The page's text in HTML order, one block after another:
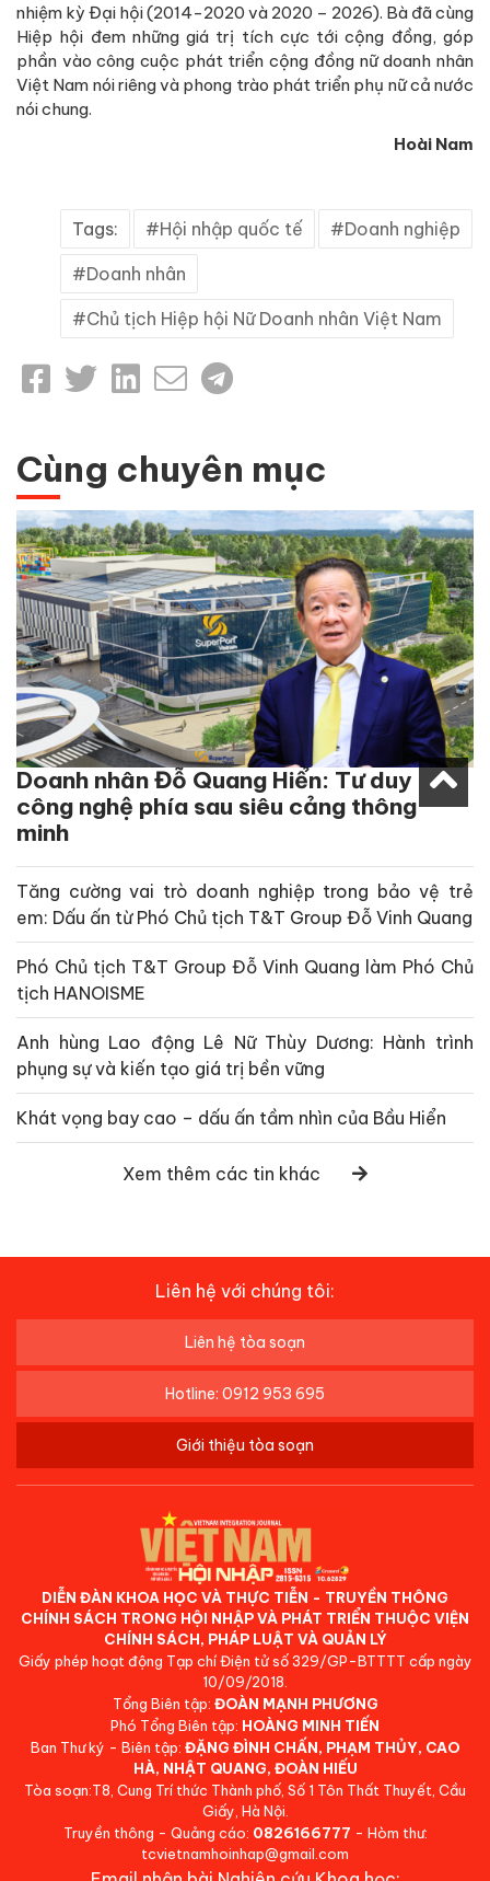
nhiệm kỳ Đại hội (2014-2020 và 2020 – 2026). Bà đã cùng
Hiệp hội đem những giá trị tích cực tới cộng đồng, góp
phần vào công cuộc phát triển cộng đồng nữ doanh nhân
Việt Nam nói riêng và phong trào phát triển phụ nữ cả nước
nói chung.
Hoài Nam
Tags: Hội nhập quốc tế Doanh nghiệp
Doanh nhân
Chủ tịch Hiệp hội Nữ Doanh nhân Việt Nam
Cùng chuyên mục
Doanh nhân Đỗ Quang Hiển: Tư duy
công nghệ phía sau siêu cảng thông
minh
Tăng cường vai trò doanh nghiệp trong bảo vệ trẻ
em: Dấu ấn từ Phó Chủ tịch T&T Group Đỗ Vinh Quang
Phó Chủ tịch T&T Group Đỗ Vinh Quang làm Phó Chủ
tịch HANOISME
Anh hùng Lao động Lê Nữ Thùy Dương: Hành trình
phụng sự và kiến tạo giá trị bền vững
Khát vọng bay cao – dấu ấn tầm nhìn của Bầu Hiển
Xem thêm các tin khác
Liên hệ với chúng tôi:
Liên hệ tòa soạn
Hotline: 0912 953 695
Giới thiệu tòa soạn
DIỄN ĐÀN KHOA HỌC VÀ THỰC TIỄN - TRUYỀN THÔNG
CHÍNH SÁCH TRONG HỘI NHẬP VÀ PHÁT TRIỂN THUỘC VIỆN
CHÍNH SÁCH, PHÁP LUẬT VÀ QUẢN LÝ
Giấy phép hoạt động Tạp chí Điện tử số 329/GP-BTTTT cấp ngày
10/09/2018.
Tổng Biên tập: ĐOÀN MẠNH PHƯƠNG
Phó Tổng Biên tập: HOÀNG MINH TIẾN
Ban Thư ký - Biên tập: ĐẶNG ĐÌNH CHẤN, PHẠM THỦY, CAO
HÀ, NHẬT QUANG, ĐOÀN HIẾU
Tòa soạn:T8, Cung Trí thức Thành phố, Số 1 Tôn Thất Thuyết, Cầu
Giấy, Hà Nội.
Truyền thông - Quảng cáo: 0826166777 - Hòm thư:
tcvietnamhoinhap@gmail.com